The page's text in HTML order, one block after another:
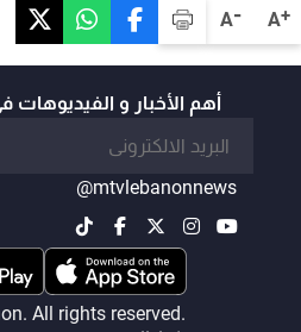
A+
A-
أهم الأخبار و الفيديوهات
@mtvlebanonnews
All rights reserved.